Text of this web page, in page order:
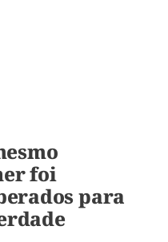
foi
para